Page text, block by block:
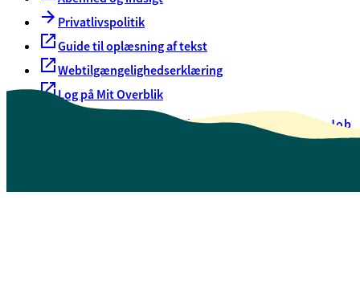
Privatlivspolitik
Guide til oplæsning af tekst
Webtilgængelighedserklæring
Log på Mit Overblik
Oversigt over selvbetjeningJob